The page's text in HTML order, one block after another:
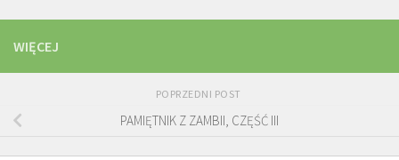
WIĘCEJ
POPRZEDNI POST
PAMIĘTNIK Z ZAMBII, CZĘŚĆ III